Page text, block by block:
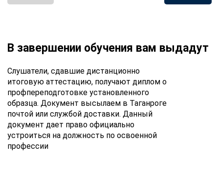
В завершении обучения вам выдадут
Слушатели, сдавшие дистанционно
итоговую аттестацию, получают диплом о
профпереподготовке установленного
образца. Документ высылаем в Таганроге
почтой или службой доставки. Данный
документ дает право официально
устроиться на должность по освоенной
профессии